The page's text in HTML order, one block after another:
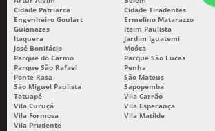
GRAVAÇÃO A LASER AÇO
GRAVAÇÃO A LASER AÇO PREÇO
GRAVAÇÃO A LASER EM FERRO
GRAVAÇÃO A LASER EM GUARULHOS
GRAVAÇÃO A LASER FIBRA
GRAVAÇÃO A LASER INDUSTRIAL
Cidade Patriarca
Cidade Tiradentes
Engenheiro Goulart
Ermelino Matarazzo
Guianazes
Itaim Paulista
Itaquera
Jardim Iguatemi
José Bonifácio
Moóca
Parque do Carmo
Parque São Lucas
Parque São Rafael
Penha
Ponte Rasa
São Mateus
São Miguel Paulista
Sapopemba
Tatuapé
Vila Carrão
Vila Curuçá
Vila Esperança
Vila Formosa
Vila Matilde
Vila Prudente